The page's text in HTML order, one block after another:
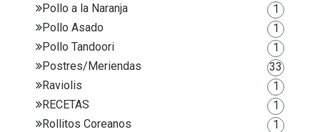
Pollo a la Naranja
1
Pollo Asado
1
Pollo Tandoori
1
Postres/Meriendas
33
Raviolis
1
RECETAS
1
Rollitos Coreanos
1